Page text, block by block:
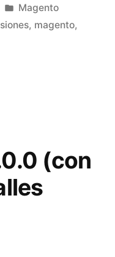
Publicado
en
Magento
, magento,
(con